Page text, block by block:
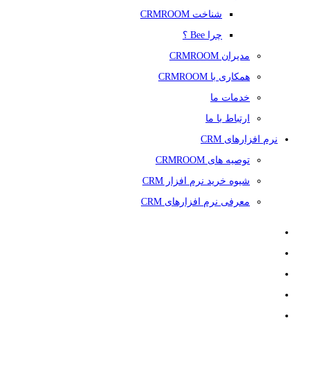
شناخت CRMROOM
چرا Bee ؟
مدیران CRMROOM
همکاری با CRMROOM
خدمات ما
ارتباط با ما
نرم افزارهای CRM
توصیه های CRMROOM
شیوه خرید نرم افزار CRM
معرفی نرم افزارهای CRM